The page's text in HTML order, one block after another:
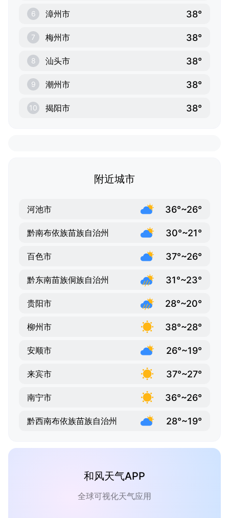
6 漳州市 38°
7 梅州市 38°
8 汕头市 38°
9 潮州市 38°
10 揭阳市 38°
附近城市
河池市 36°~26°
黔南布依族苗族自治州 30°~21°
百色市 37°~26°
黔东南苗族侗族自治州 31°~23°
贵阳市 28°~20°
柳州市 38°~28°
安顺市 26°~19°
来宾市 37°~27°
南宁市 36°~26°
黔西南布依族苗族自治州 28°~19°
和风天气APP
全球可视化天气应用